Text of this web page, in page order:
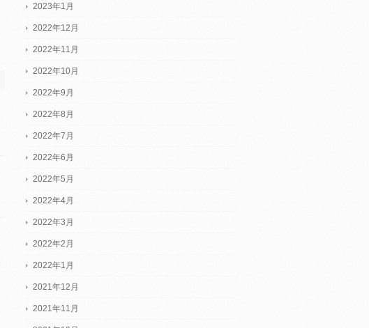
2023年1月
2022年12月
2022年11月
2022年10月
2022年9月
2022年8月
2022年7月
2022年6月
2022年5月
2022年4月
2022年3月
2022年2月
2022年1月
2021年12月
2021年11月